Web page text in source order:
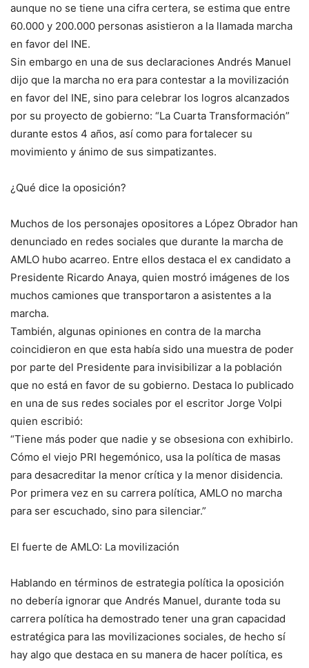
aunque no se tiene una cifra certera, se estima que entre
60.000 y 200.000 personas asistieron a la llamada marcha
en favor del INE.
Sin embargo en una de sus declaraciones Andrés Manuel
dijo que la marcha no era para contestar a la movilización
en favor del INE, sino para celebrar los logros alcanzados
por su proyecto de gobierno: “La Cuarta Transformación”
durante estos 4 años, así como para fortalecer su
movimiento y ánimo de sus simpatizantes.
¿Qué dice la oposición?
Muchos de los personajes opositores a López Obrador han
denunciado en redes sociales que durante la marcha de
AMLO hubo acarreo. Entre ellos destaca el ex candidato a
Presidente Ricardo Anaya, quien mostró imágenes de los
muchos camiones que transportaron a asistentes a la
marcha.
También, algunas opiniones en contra de la marcha
coincidieron en que esta había sido una muestra de poder
por parte del Presidente para invisibilizar a la población
que no está en favor de su gobierno. Destaca lo publicado
en una de sus redes sociales por el escritor Jorge Volpi
quien escribió:
“Tiene más poder que nadie y se obsesiona con exhibirlo.
Cómo el viejo PRI hegemónico, usa la política de masas
para desacreditar la menor crítica y la menor disidencia.
Por primera vez en su carrera política, AMLO no marcha
para ser escuchado, sino para silenciar.”
El fuerte de AMLO: La movilización
Hablando en términos de estrategia política la oposición
no debería ignorar que Andrés Manuel, durante toda su
carrera política ha demostrado tener una gran capacidad
estratégica para las movilizaciones sociales, de hecho sí
hay algo que destaca en su manera de hacer política, es